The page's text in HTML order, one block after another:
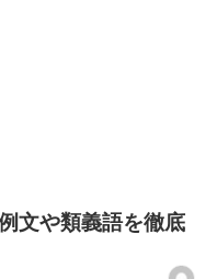
文や類義語を徹底